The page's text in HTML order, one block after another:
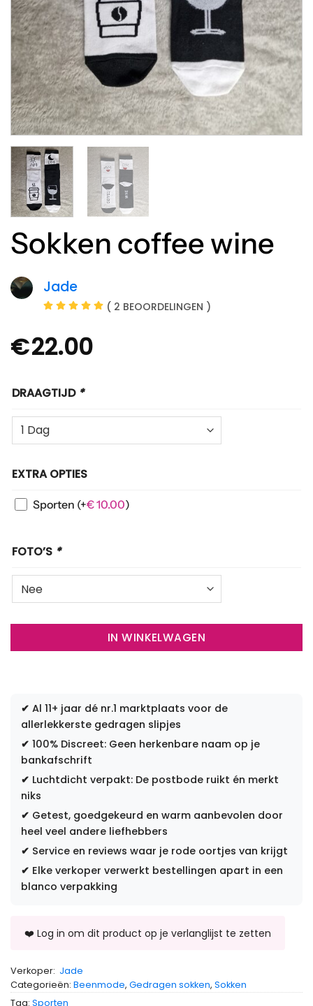
Sokken coffee wine
Jade
( 2 BEOORDELINGEN )
€22.00
DRAAGTIJD *
EXTRA OPTIES
Sporten (+€10.00)
FOTO’S *
IN WINKELWAGEN
✔ Al 11+ jaar dé nr.1 marktplaats voor de
allerlekkerste gedragen slipjes
✔ 100% Discreet: Geen herkenbare naam op je
bankafschrift
✔ Luchtdicht verpakt: De postbode ruikt én merkt
niks
✔ Getest, goedgekeurd en warm aanbevolen door
heel veel andere liefhebbers
✔ Service en reviews waar je rode oortjes van krijgt
✔ Elke verkoper verwerkt bestellingen apart in een
blanco verpakking
Verkoper: Jade
Categorieën: Beenmode, Gedragen sokken, Sokken
Tag: Sporten